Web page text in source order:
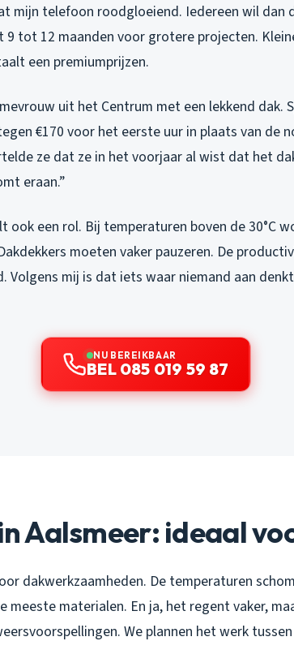
mijn telefoon roodgloeiend. Iedereen wil dan
tot 12 maanden voor grotere projecten.
een premiumprijzen.
uit het Centrum met een lekkend dak.
€170 voor het eerste uur in plaats van de
ze dat ze in het voorjaar al wist dat het
eraan.”
ook een rol. Bij temperaturen boven de 30°C
moeten vaker pauzeren. De
mij is dat iets waar niemand aan
NU BEREIKBAAR
BEL 085 019 59 87
Aalsmeer: ideaal
dakwerkzaamheden. De temperaturen
meeste materialen. En ja, het regent vaker,
We plannen het werk